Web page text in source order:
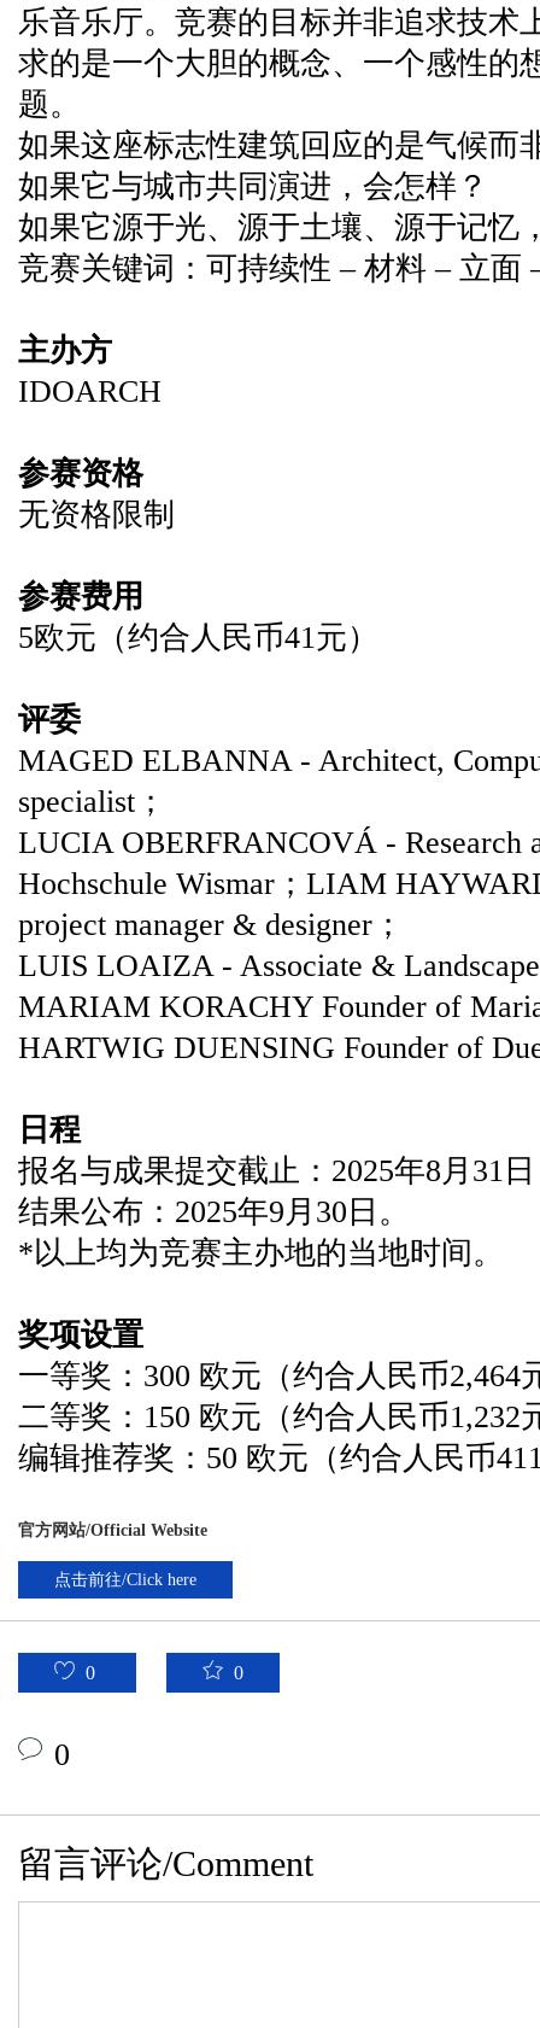
乐音乐厅。竞赛的目标并非追求技术
求的是一个大胆的概念、一个感性的
题。
如果这座标志性建筑回应的是气候而
如果它与城市共同演进，会怎样？
如果它源于光、源于土壤、源于记忆
竞赛关键词：可持续性 – 材料 – 立面
主办方
IDOARCH
参赛资格
无资格限制
参赛费用
5欧元（约合人民币41元）
评委
MAGED ELBANNA - Architect,
specialist；
LUCIA OBERFRANCOVÁ - Research
Hochschule Wismar；LIAM
project manager & designer；
LUIS LOAIZA - Associate &
MARIAM KORACHY Founder of
HARTWIG DUENSING Founder of
日程
报名与成果提交截止：2025年8月31
结果公布：2025年9月30日。
*以上均为竞赛主办地的当地时间。
奖项设置
一等奖：300 欧元（约合人民币2,464
二等奖：150 欧元 （约合人民币1,232
编辑推荐奖：50 欧元 （约合人民币
官方网站/Official Website
点击前往/Click here
0 0
0
留言评论/Comment